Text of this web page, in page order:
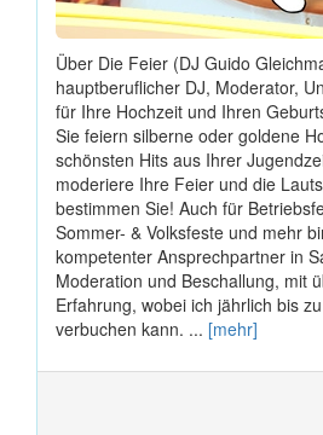
Über Die Feier (DJ Guido
hauptberuflicher DJ, Moderator,
für Ihre Hochzeit und Ihren
Sie feiern silberne oder goldene
schönsten Hits aus Ihrer
moderiere Ihre Feier und die
bestimmen Sie! Auch für
Sommer- & Volksfeste und mehr
kompetenter Ansprechpartner in
Moderation und Beschallung, mit
Erfahrung, wobei ich jährlich bis
verbuchen kann. ... [mehr]